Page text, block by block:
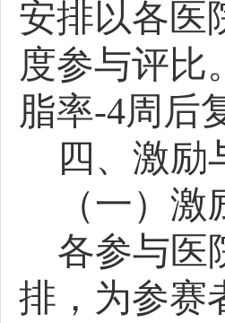
安排以各医
度参与评比
脂率-4周后
四、激励
（一）激
各参与医
排，为参赛